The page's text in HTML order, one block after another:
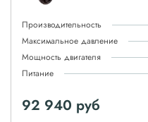
Производительность
Максимальное давление
Мощность двигателя
Питание
92 940 руб